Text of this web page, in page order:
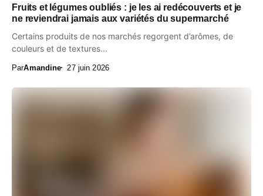
Fruits et légumes oubliés : je les ai redécouverts et je
ne reviendrai jamais aux variétés du supermarché
Certains produits de nos marchés regorgent d’arômes, de
couleurs et de textures...
ParAmandine 27 juin 2026